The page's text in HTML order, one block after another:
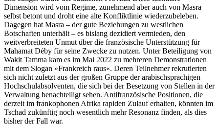
Dimension wird vom Regime, zuneh­mend aber auch von Masra
selbst betont und droht eine alte Konfliktlinie wieder­zubeleben.
Dagegen hat Masra – der gute Beziehungen zu westlichen
Botschaften unterhält – es bislang dezidiert vermieden, den
weitverbreiteten Unmut über die fran­zösische Unterstützung für
Mahamat Déby für seine Zwecke zu nutzen. Unter Betei­ligung von
Wakit Tamma kam es im Mai 2022 zu mehreren Demonstrationen
mit dem Slogan »Frankreich raus«. Deren Teil­nehmer rekrutierten
sich nicht zuletzt aus der großen Gruppe der arabischsprachigen
Hochschulabsolventen, die sich bei der Besetzung von Stellen in der
Verwaltung benachteiligt sehen. Antifranzösische Posi­tionen, die
derzeit im frankophonen Afrika rapiden Zulauf erhalten, könnten im
Tschad zukünftig noch wesentlich mehr Resonanz finden, als dies
bisher der Fall war.